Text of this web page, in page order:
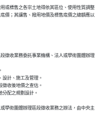
或標售之各宗土地得依其區位、使用性質調整
價；其讓售、撥用地價及標售底價之總額應以
徵收業務委託事業機構、法人或學術團體辦理
設計、施工及管理。
徵收後地價之查估。
分配之規劃設計。
學術團體辦理區段徵收業務之辦法，由中央主